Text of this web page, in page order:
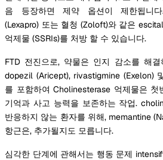
음 등장하면 제약 옵션이 제한됩니
(Lexapro) 또는 혈청 (Zoloft)와 같은
억제물 (SSRIs)를 처방 할 수 있습니다.
FTD 전진으로, 약물은 인지 감소를 해
dopezil (Aricept), rivastigmine (Exelon)
를 포함하여 Cholinesterase 억제물은 첫
기억과 사고 능력을 보존하는 작업.
반응하지 않는 환자를 위해, memantine
항근은, 추가될지도 모릅니다.
심각한 단계에 관해서는 행동 문제